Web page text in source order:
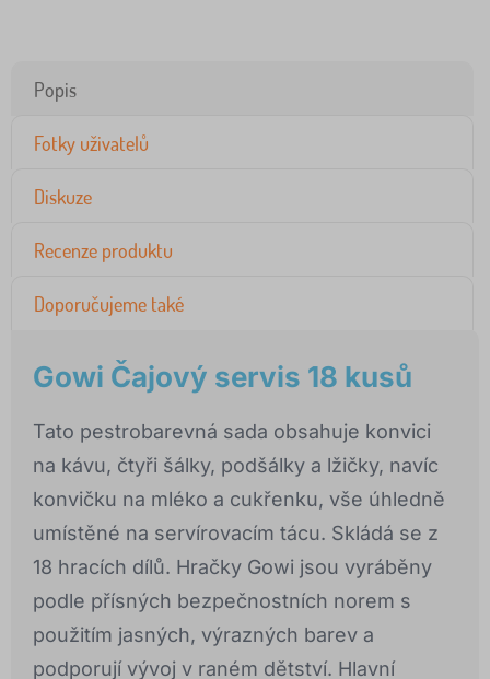
Popis
Fotky uživatelů
Diskuze
Recenze produktu
Doporučujeme také
Gowi Čajový servis 18 kusů
Tato pestrobarevná sada obsahuje konvici
na kávu, čtyři šálky, podšálky a lžičky, navíc
konvičku na mléko a cukřenku, vše úhledně
umístěné na servírovacím tácu. Skládá se z
18 hracích dílů. Hračky Gowi jsou vyráběny
podle přísných bezpečnostních norem s
použitím jasných, výrazných barev a
podporují vývoj v raném dětství. Hlavní